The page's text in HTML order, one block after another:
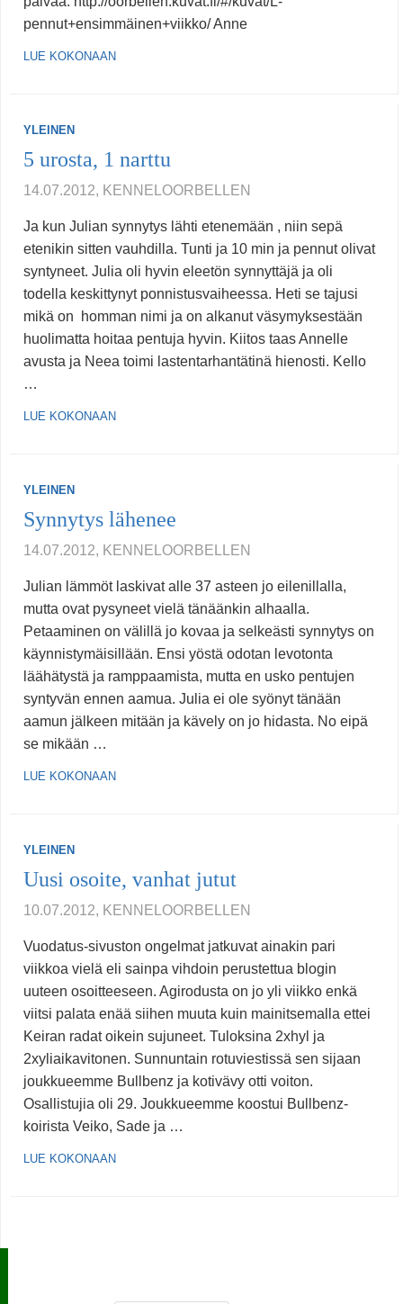
pennut+ensimmäinen+viikko/ Anne
LUE KOKONAAN
YLEINEN
5 urosta, 1 narttu
14.07.2012, KENNELOORBELLEN
Ja kun Julian synnytys lähti etenemään , niin sepä
etenikin sitten vauhdilla. Tunti ja 10 min ja pennut olivat
syntyneet. Julia oli hyvin eleetön synnyttäjä ja oli
todella keskittynyt ponnistusvaiheessa. Heti se tajusi
mikä on homman nimi ja on alkanut väsymyksestään
huolimatta hoitaa pentuja hyvin. Kiitos taas Annelle
avusta ja Neea toimi lastentarhantätinä hienosti. Kello
…
LUE KOKONAAN
YLEINEN
Synnytys lähenee
14.07.2012, KENNELOORBELLEN
Julian lämmöt laskivat alle 37 asteen jo eilenillalla,
mutta ovat pysyneet vielä tänäänkin alhaalla.
Petaaminen on välillä jo kovaa ja selkeästi synnytys on
käynnistymäisillään. Ensi yöstä odotan levotonta
läähätystä ja ramppaamista, mutta en usko pentujen
syntyvän ennen aamua. Julia ei ole syönyt tänään
aamun jälkeen mitään ja kävely on jo hidasta. No eipä
se mikään …
LUE KOKONAAN
YLEINEN
Uusi osoite, vanhat jutut
10.07.2012, KENNELOORBELLEN
Vuodatus-sivuston ongelmat jatkuvat ainakin pari
viikkoa vielä eli sainpa vihdoin perustettua blogin
uuteen osoitteeseen. Agirodusta on jo yli viikko enkä
viitsi palata enää siihen muuta kuin mainitsemalla ettei
Keiran radat oikein sujuneet. Tuloksina 2xhyl ja
2xyliaikavitonen. Sunnuntain rotuviestissä sen sijaan
joukkueemme Bullbenz ja kotivävy otti voiton.
Osallistujia oli 29. Joukkueemme koostui Bullbenz-
koirista Veiko, Sade ja …
LUE KOKONAAN